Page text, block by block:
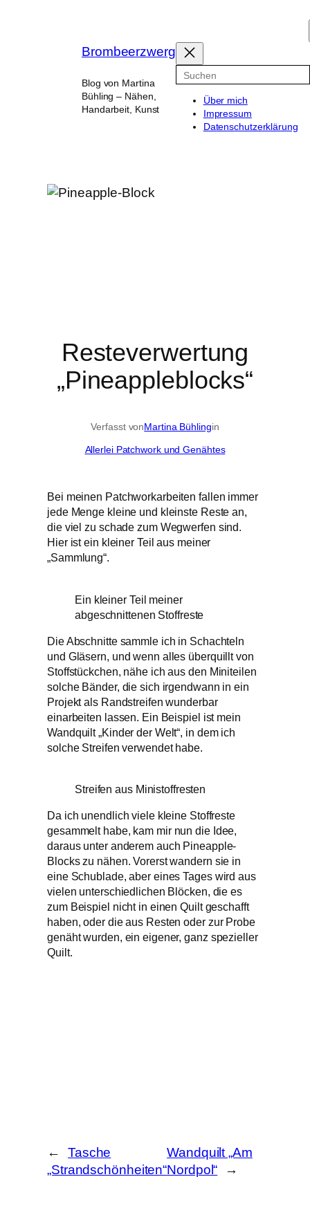
Brombeerzwerg
Blog von Martina
Bühling – Nähen,
Handarbeit, Kunst
Suchen
Über mich
Impressum
Datenschutzerklärung
Resteverwertung
„Pineappleblocks“
Verfasst vonMartina Bühlingin
Allerlei Patchwork und Genähtes
Bei meinen Patchworkarbeiten fallen immer
jede Menge kleine und kleinste Reste an,
die viel zu schade zum Wegwerfen sind.
Hier ist ein kleiner Teil aus meiner
„Sammlung“.
Ein kleiner Teil meiner
abgeschnittenen Stoffreste
Die Abschnitte sammle ich in Schachteln
und Gläsern, und wenn alles überquillt von
Stoffstückchen, nähe ich aus den Miniteilen
solche Bänder, die sich irgendwann in ein
Projekt als Randstreifen wunderbar
einarbeiten lassen. Ein Beispiel ist mein
Wandquilt „Kinder der Welt“, in dem ich
solche Streifen verwendet habe.
Streifen aus Ministoffresten
Da ich unendlich viele kleine Stoffreste
gesammelt habe, kam mir nun die Idee,
daraus unter anderem auch Pineapple-
Blocks zu nähen. Vorerst wandern sie in
eine Schublade, aber eines Tages wird aus
vielen unterschiedlichen Blöcken, die es
zum Beispiel nicht in einen Quilt geschafft
haben, oder die aus Resten oder zur Probe
genäht wurden, ein eigener, ganz spezieller
Quilt.
←
Tasche
„Strandschönheiten“
Wandquilt „Am
Nordpol“
→